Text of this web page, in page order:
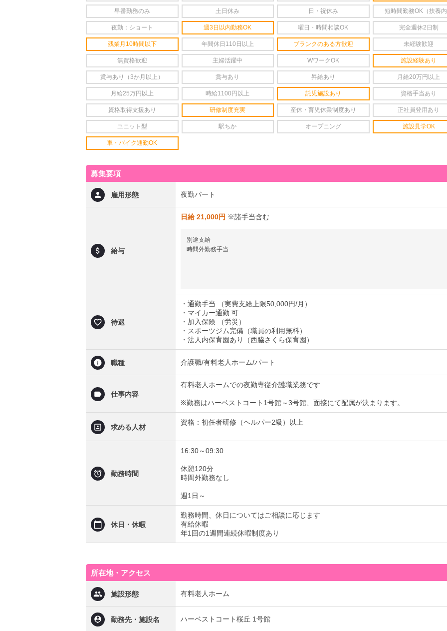
早番勤務のみ 土日休み 日・祝休み 短時間勤務OK（扶養
夜勤：ショート 週3日以内勤務OK 曜日・時間相談OK 完全週休2日制
残業月10時間以下 年間休日110日以上 ブランクのある方歓迎 未経験歓迎
無資格歓迎 主婦活躍中 WワークOK 施設経験あり
賞与あり（3か月以上） 賞与あり 昇給あり 月給20万円以上
月給25万円以上 時給1100円以上 託児施設あり 資格手当あり
資格取得支援あり 研修制度充実 産休・育児休業制度あり 正社員登用あり
ユニット型 駅ちか オープニング 施設見学OK
車・バイク通勤OK
募集要項
雇用形態 夜勤パート
給与
日給 21,000円 ※諸手当含む
別途支給
時間外勤務手当
待遇
・通勤手当 （実費支給上限50,000円/月）
・マイカー通勤 可
・加入保険 （労災）
・スポーツジム完備（職員の利用無料）
・法人内保育園あり（西脇さくら保育園）
職種 介護職/有料老人ホーム/パート
仕事内容
有料老人ホームでの夜勤専従介護職業務です
※勤務はハーベストコート1号館～3号館、面接にて配属が決まります。
求める人材
資格：初任者研修（ヘルパー2級）以上
勤務時間
16:30～09:30
休憩120分
時間外勤務なし
週1日～
休日・休暇
勤務時間、休日についてはご相談に応じます
有給休暇
年1回の1週間連続休暇制度あり
所在地・アクセス
施設形態 有料老人ホーム
勤務先・施設名 ハーベストコート桜丘 1号館